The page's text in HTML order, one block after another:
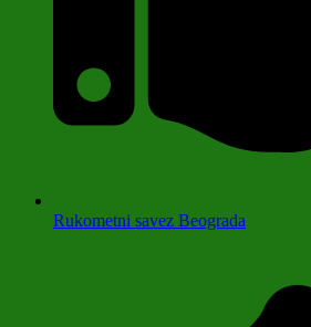
Rukometni savez Beograda